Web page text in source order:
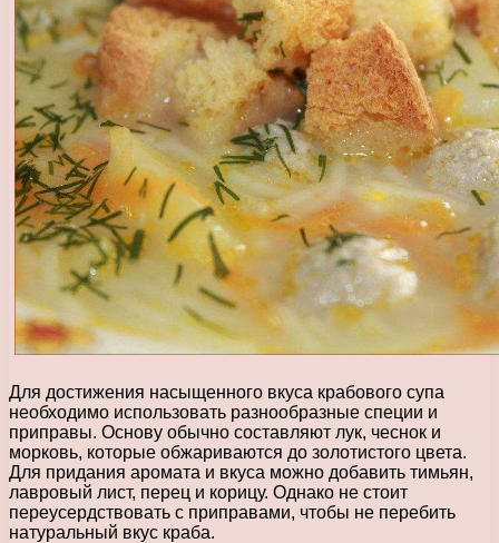
Для достижения насыщенного вкуса крабового супа
необходимо использовать разнообразные специи и
приправы. Основу обычно составляют лук, чеснок и
морковь, которые обжариваются до золотистого цвета.
Для придания аромата и вкуса можно добавить тимьян,
лавровый лист, перец и корицу. Однако не стоит
переусердствовать с приправами, чтобы не перебить
натуральный вкус краба.